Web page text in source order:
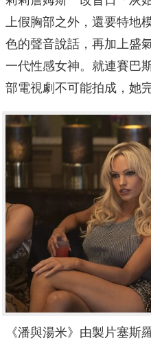
上假胸部之外， 還要特地
色的聲音說話， 再加上盛
一代性感女神。 就連賽巴
部電視劇不可能拍成， 她
《潘與湯米》由製片塞斯